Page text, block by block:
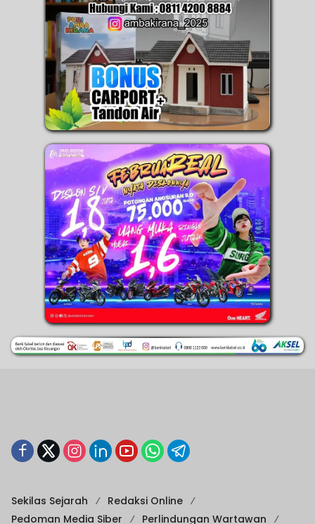
Sekilas Sejarah
Redaksi Online
Pedoman Media Siber
Perlindungan Wartawan